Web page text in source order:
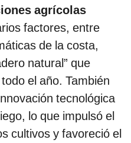
agrícolas
factores, entre
de la costa,
natural” que
el año. También
tecnológica
lo que impulsó el
cultivos y favoreció el